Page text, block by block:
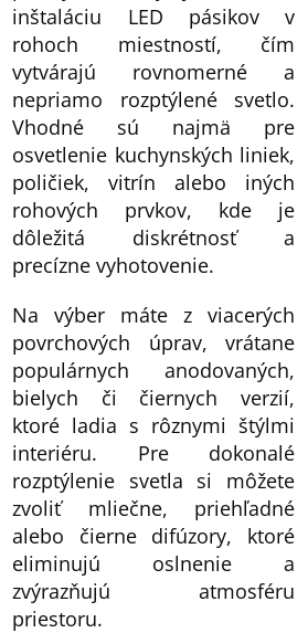
inštaláciu LED pásikov v
rohoch miestností, čím
vytvárajú rovnomerné a
nepriamo rozptýlené svetlo.
Vhodné sú najmä pre
osvetlenie kuchynských liniek,
poličiek, vitrín alebo iných
rohových prvkov, kde je
dôležitá diskrétnosť a
precízne vyhotovenie.
Na výber máte z viacerých
povrchových úprav, vrátane
populárnych anodovaných,
bielych či čiernych verzií,
ktoré ladia s rôznymi štýlmi
interiéru. Pre dokonalé
rozptýlenie svetla si môžete
zvoliť mliečne, priehľadné
alebo čierne difúzory, ktoré
eliminujú oslnenie a
zvýrazňujú atmosféru
priestoru.